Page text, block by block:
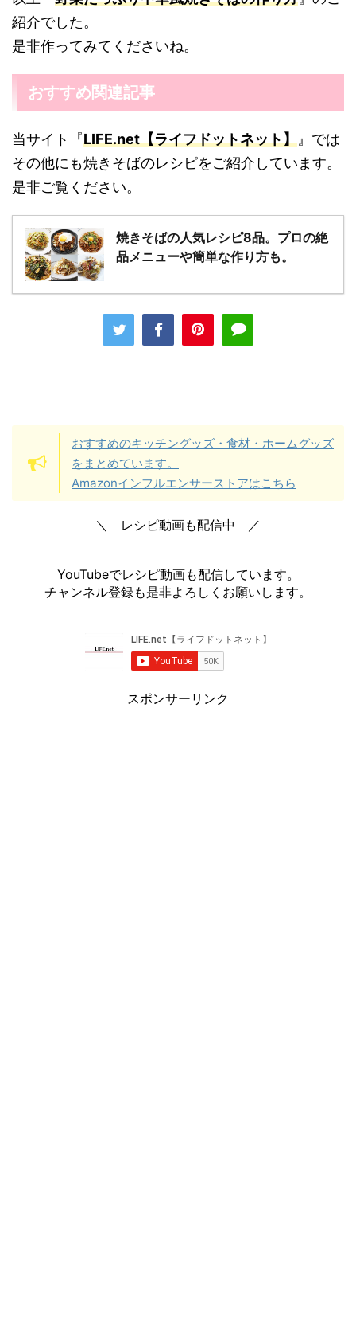
紹介でした。
是非作ってみてくださいね。
おすすめ関連記事
当サイト『LIFE.net【ライフドットネット】 』では
その他にも焼きそばのレシピをご紹介しています。
是非ご覧ください。
焼きそばの人気レシピ8品。プロの絶
品メニューや簡単な作り方も。
おすすめのキッチングッズ・食材・ホームグッズ
をまとめています。
Amazonインフルエンサーストアはこちら
＼ レシピ動画も配信中 ／
YouTubeでレシピ動画も配信しています。
チャンネル登録も是非よろしくお願いします。
スポンサーリンク